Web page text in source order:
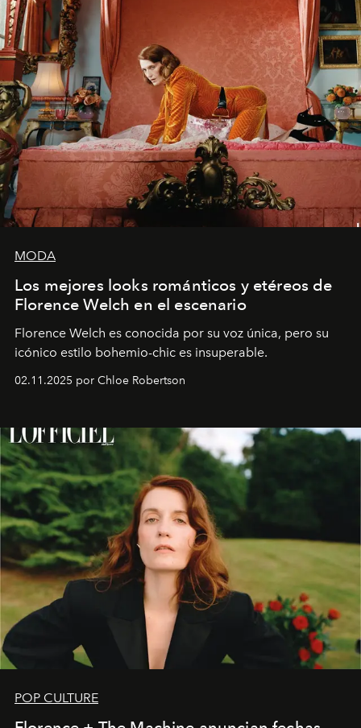
MODA
Los mejores looks románticos y etéreos de
Florence Welch en el escenario
Florence Welch es conocida por su voz única, pero su
icónico estilo bohemio-chic es insuperable.
02.11.2025 por Chloe Robertson
POP CULTURE